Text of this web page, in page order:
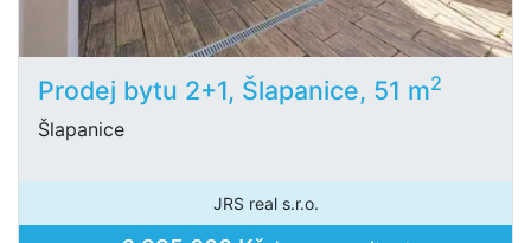
Prodej bytu 2+1, Šlapanice, 51 m2
Šlapanice
JRS real s.r.o.